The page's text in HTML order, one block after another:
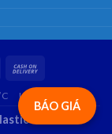
BÁO GIÁ
LIÊN HỆ